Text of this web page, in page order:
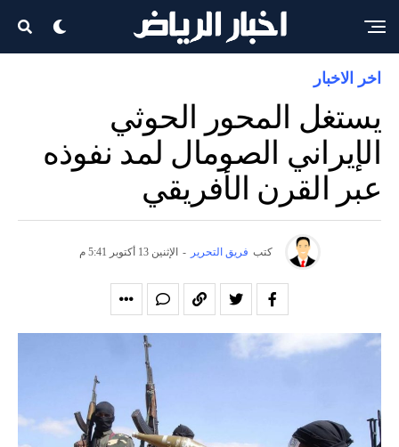
اخر الاخبار
يستغل المحور الحوثي
الإيراني الصومال لمد نفوذه
عبر القرن الأفريقي
كتب فريق التحرير - الإثنين 13 أكتوبر 5:41 م